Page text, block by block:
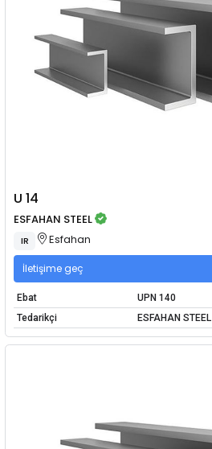
U 14
ESFAHAN STEEL
IR Esfahan
İletişime geç
Ebat
UPN 140
Tedarikçi
ESFAHAN STEEL